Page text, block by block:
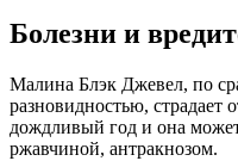
Болезни и
Малина Блэк Джевел, по
разновидностью, страдает
дождливый год и она
ржавчиной, антракнозом.